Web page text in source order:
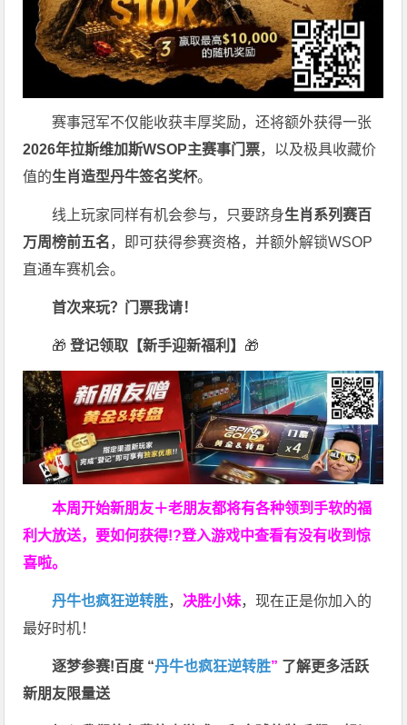
赛事冠军不仅能收获丰厚奖励，还将额外获得一张
2026年拉斯维加斯WSOP主赛事门票，以及极具收藏价
值的生肖造型丹牛签名奖杯。
线上玩家同样有机会参与，只要跻身生肖系列赛百
万周榜前五名，即可获得参赛资格，并额外解锁WSOP
直通车赛机会。
首次来玩？门票我请！
🎁 登记领取【新手迎新福利】 🎁
本周开始新朋友＋老朋友都将有各种领到手软的福
利大放送，要如何获得!?登入游戏中查看有没有收到惊
喜啦。
丹牛也疯狂逆转胜， 决胜小妹，现在正是你加入的
最好时机！
逐梦参赛!百度 “丹牛也疯狂逆转胜” 了解更多活跃
新朋友限量送